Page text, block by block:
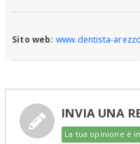
Sito web: www.dentista-
INVIA UNA
La tua opinione è